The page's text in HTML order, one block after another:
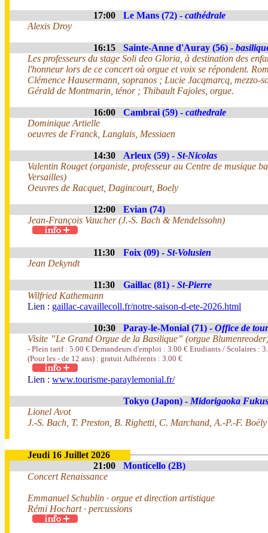
17:00 Le Mans (72) - cathédrale
Alexis Droy
16:15 Sainte-Anne d'Auray (56) -
Les professeurs du stage Soli deo Gloria, à destination des
l'honneur lors de ce concert où orgue et voix se répondent.
Clémence Hausermann, sopranos ; Lucie Jacqmarcq, mezzo-
Gérald de Montmarin, ténor ; Thibault Fajoles, orgue.
16:00 Cambrai (59) - cathedrale
Dominique Artielle
oeuvres de Franck, Langlais, Messiaen
14:30 Arleux (59) - St-Nicolas
Valentin Rouget (organiste, professeur au Centre de musique
Versailles)
Oeuvres de Racquet, Dagincourt, Boely
12:00
Evian (74)
Jean-François Vaucher (J.-S. Bach & Mendelssohn)
11:30 Foix (09) - St-Volusien
Jean Dekyndt
11:30 Gaillac (81) - St-Pierre
Wilfried Kathemann
Lien : gaillac-cavaillecoll.fr/notre-saison-d-ete-2026.html
10:30 Paray-le-Monial (71) - Office de
Visite ”Le Grand Orgue de la Basilique” (orgue
- Plein tarif : 5.00 € Demandeurs d'emploi : 3.00 € Etudiants / Scolaires :
(Pour les - de 12 ans) : gratuit Adhérents : 3.00 €
Lien : www.tourisme-paraylemonial.fr/
Tokyo (Japon) - Midorigaoka
Lionel Avot
J.-S. Bach, T. Preston, B. Righetti, C. Marchand, A.-P.-F. Boëly
Jeudi 16 Juillet 2026
21:00
Monticello (2B)
Concert Renaissance
Emmanuel Schublin · orgue et direction artistique
Rémi Hochart · percussions